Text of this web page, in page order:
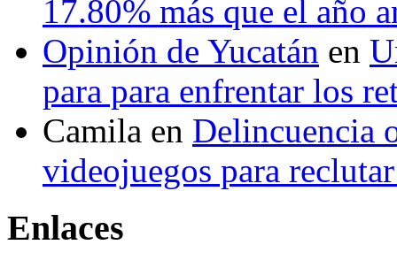
17.80% más que el año
Opinión de Yucatán en
para para enfrentar los
Camila en Delincuencia
videojuegos para
Enlaces